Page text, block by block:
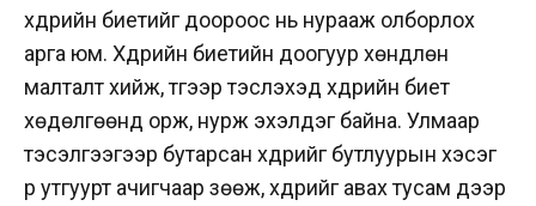
хүдрийн биетийг доороос нь нурааж олборлох
арга юм. Хүдрийн биетийн доогуур хөндлөн
малталт хийж, түүгээр тэслэхэд хүдрийн биет
хөдөлгөөнд орж, нурж эхэлдэг байна. Улмаар
тэсэлгээгээр бутарсан хүдрийг бутлуурын хэсэг
рүү утгуурт ачигчаар зөөж, хүдрийг авах тусам дээр